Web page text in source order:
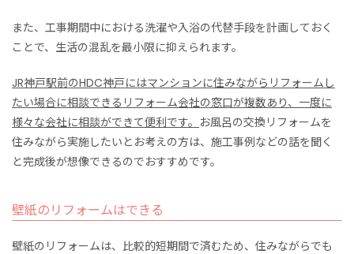
また、工事期間中における洗濯や入浴の代替手段を計画しておく
ことで、生活の混乱を最小限に抑えられます。
JR神戸駅前のHDC神戸にはマンションに住みながらリフォームし
たい場合に相談できるリフォーム会社の窓口が複数あり、一度に
様々な会社に相談ができて便利です。 お風呂の交換リフォームを
住みながら実施したいとお考えの方は、施工事例などの話を聞く
と完成後が想像できるのでおすすめです。
壁紙のリフォームはできる
壁紙のリフォームは、比較的短期間で済むため、住みながらでも